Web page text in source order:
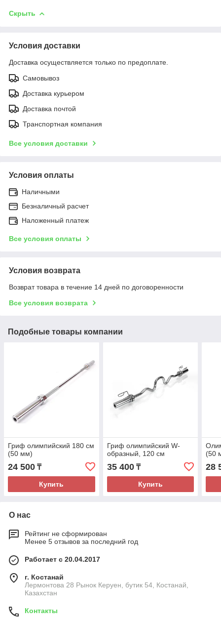
Скрыть
Условия доставки
Доставка осуществляется только по предоплате.
Самовывоз
Доставка курьером
Доставка почтой
Транспортная компания
Все условия доставки
Условия оплаты
Наличными
Безналичный расчет
Наложенный платеж
Все условия оплаты
Условия возврата
Возврат товара в течение 14 дней по договоренности
Все условия возврата
Подобные товары компании
Гриф олимпийский 180 см
(50 мм)
24 500 ₸
Купить
Гриф олимпийский W-
образный, 120 см
35 400₸
Купить
(50
28
О нас
Рейтинг не сформирован
Менее 5 отзывов за последний год
Работает с 20.04.2017
г. Костанай
Лермонтова 28 Рынок Керуен, бутик 54, Костанай,
Казахстан
Контакты